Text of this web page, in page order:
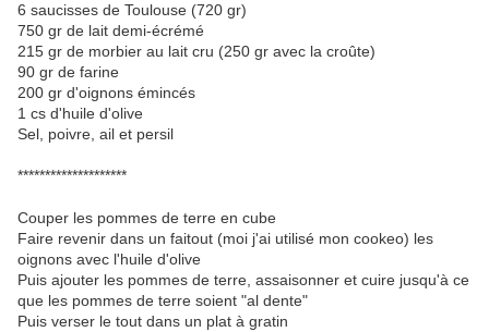
6 saucisses de Toulouse (720 gr)
750 gr de lait demi-écrémé
215 gr de morbier au lait cru (250 gr avec la croûte)
90 gr de farine
200 gr d'oignons émincés
1 cs d'huile d'olive
Sel, poivre, ail et persil
********************
Couper les pommes de terre en cube
Faire revenir dans un faitout (moi j'ai utilisé mon cookeo) les
oignons avec l'huile d'olive
Puis ajouter les pommes de terre, assaisonner et cuire jusqu'à ce
que les pommes de terre soient "al dente"
Puis verser le tout dans un plat à gratin